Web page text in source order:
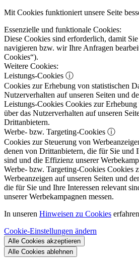
Mit Cookies funktioniert unsere Seite
Essenzielle und funktionale Cookies:
Diese Cookies sind erforderlich, damit
navigieren bzw. wir Ihre Anfragen
Cookies“).
Weitere Cookies:
Leistungs-Cookies ⓘ
Cookies zur Erhebung von statistischen
Nutzerverhalten auf unseren Seiten und
Leistungs-Cookies Cookies zur Erhebung
über das Nutzerverhalten auf unseren
Drittanbietern.
Werbe- bzw. Targeting-Cookies ⓘ
Cookies zur Steuerung von
denen von Drittanbietern, die für Sie und
sind und die Effizienz unserer
Werbe- bzw. Targeting-Cookies Cookies
Werbeanzeigen auf unseren Seiten und
die für Sie und Ihre Interessen relevant
unserer Werbekampagnen messen.
In unseren Hinweisen zu Cookies
Cookie-Einstellungen ändern
Alle Cookies akzeptieren
Alle Cookies ablehnen